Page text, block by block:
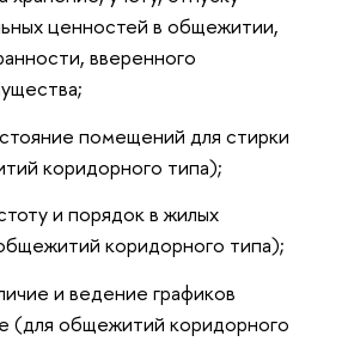
ценностей в общежитии,
вверенного
помещений для стирки
коридорного типа);
и порядок в жилых
коридорного типа);
и ведение графиков
(для общежитий коридорного